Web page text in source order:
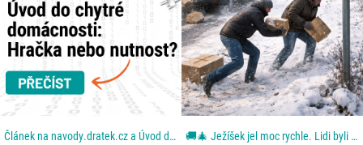
Článek na navody.dratek.cz a Úvod do chytré domácnosti. Odkaz také v BIO.... 🚚🎄 Ježíšek jel moc rychle. Lidi byli ještě rychlejší. Aneb: když se blbě zavřou dveře. Z dodávky...